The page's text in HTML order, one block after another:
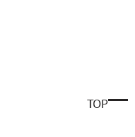
TOP